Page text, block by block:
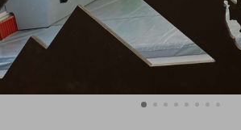
По-русски